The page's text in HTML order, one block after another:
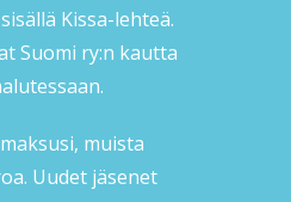
Kissa-lehteä.
Suomi ry:n kautta
muista
Uudet jäsenet